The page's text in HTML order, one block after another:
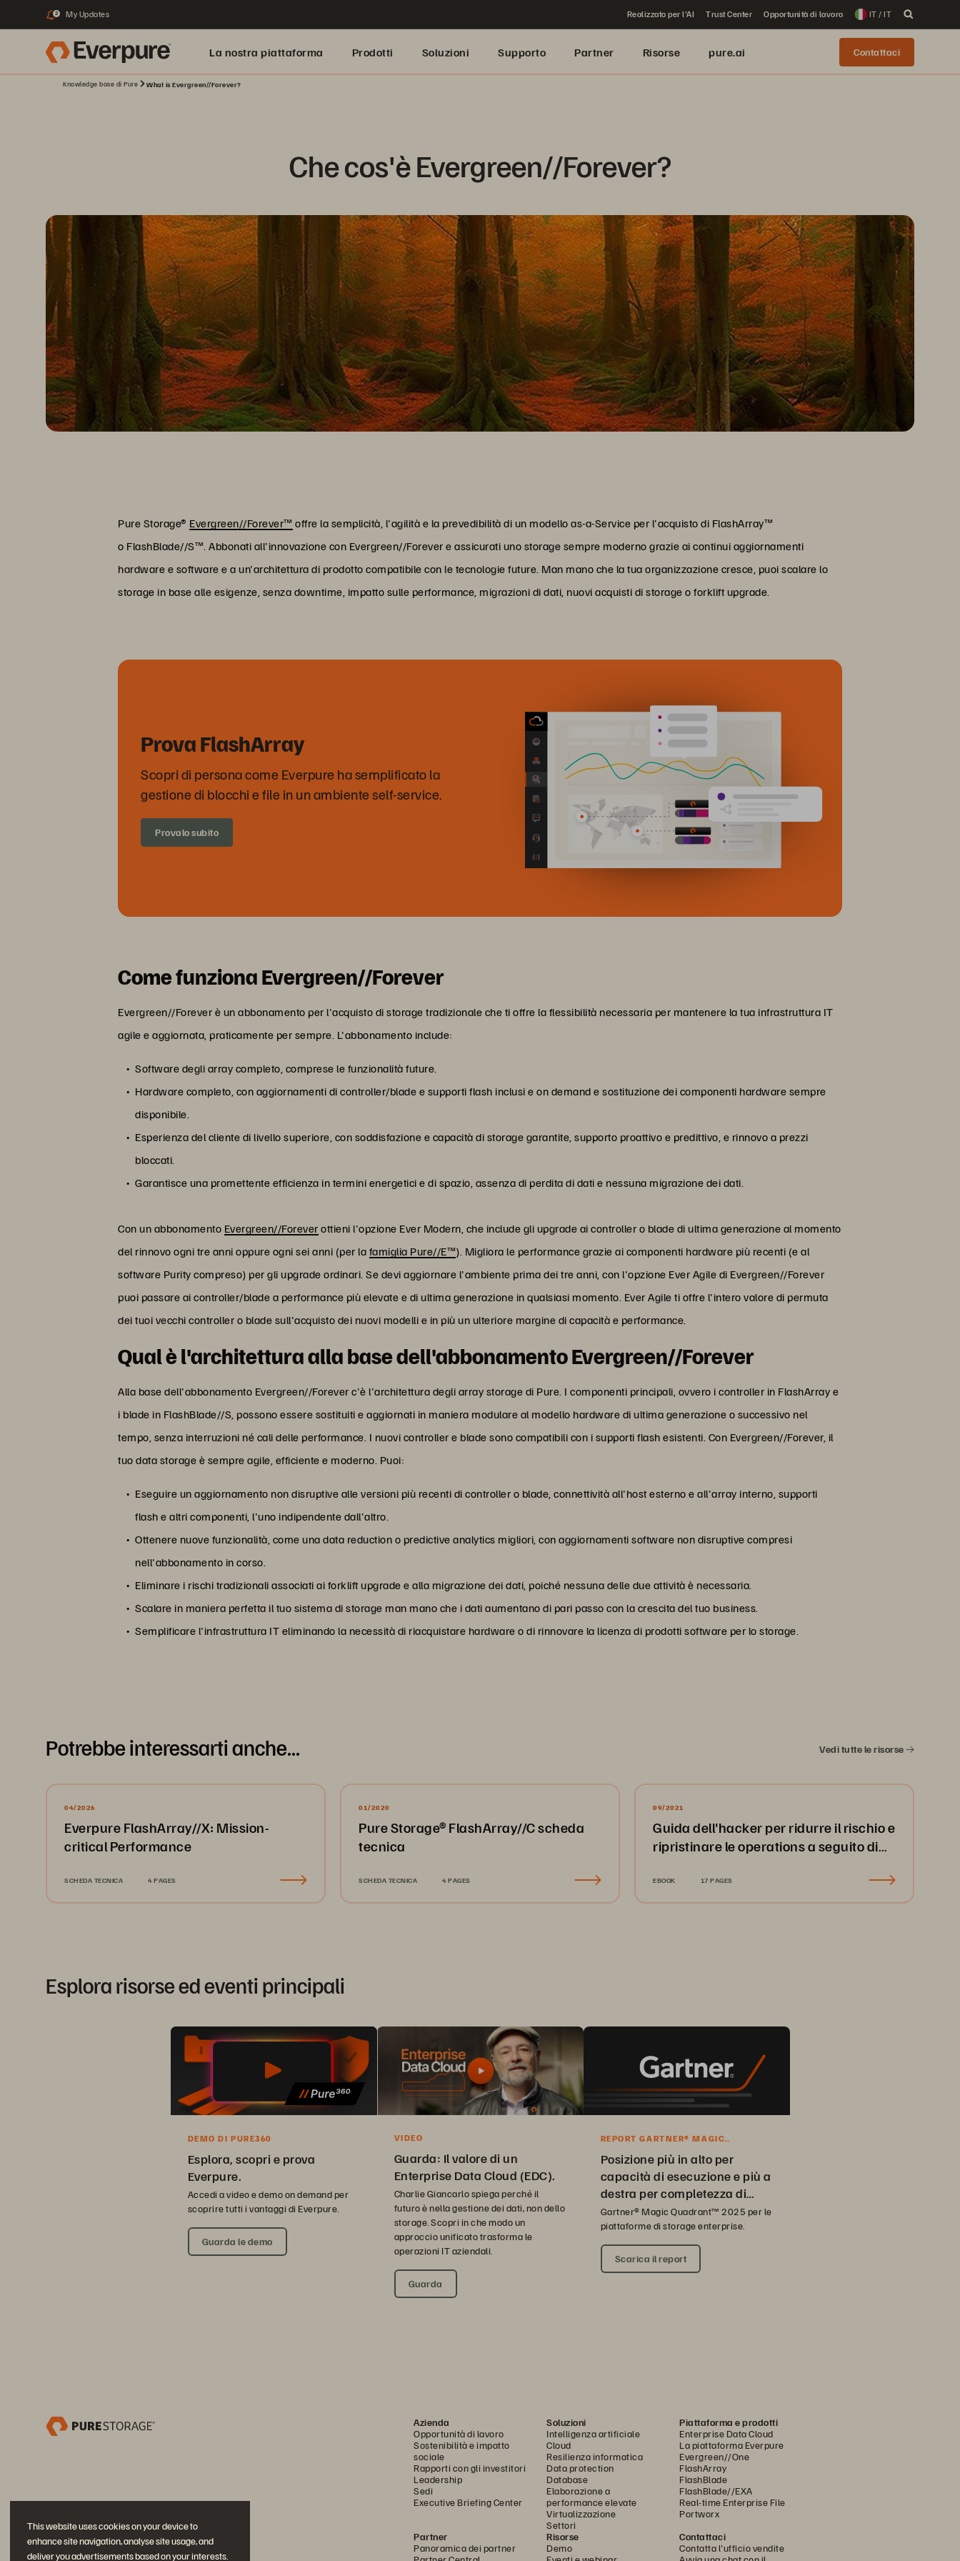
This website uses cookies on your device to
enhance site navigation, analyse site usage, and
deliver you advertisements based on your interests.
2 My Updates Realizzato per l'AI Trust Center Opportunità di lavoro IT / IT
La nostra piattaforma Prodotti Soluzioni Supporto Partner Risorse pure.ai Contattaci
Knowledge base di Pure What is Evergreen//Forever?
Che cos'è Evergreen//Forever?
Pure Storage® Evergreen//Forever™ offre la semplicità, l'agilità e la prevedibilità di un modello as-a-Service per l'acquisto di FlashArray™
o FlashBlade//S™. Abbonati all'innovazione con Evergreen//Forever e assicurati uno storage sempre moderno grazie ai continui aggiornamenti
hardware e software e a un'architettura di prodotto compatibile con le tecnologie future. Man mano che la tua organizzazione cresce, puoi scalare lo
storage in base alle esigenze, senza downtime, impatto sulle performance, migrazioni di dati, nuovi acquisti di storage o forklift upgrade.
Prova FlashArray
Scopri di persona come Everpure ha semplificato la
gestione di blocchi e file in un ambiente self-service.
Provalo subito
Come funziona Evergreen//Forever
Evergreen//Forever è un abbonamento per l'acquisto di storage tradizionale che ti offre la flessibilità necessaria per mantenere la tua infrastruttura IT
agile e aggiornata, praticamente per sempre. L'abbonamento include:
Software degli array completo, comprese le funzionalità future.
Hardware completo, con aggiornamenti di controller/blade e supporti flash inclusi e on demand e sostituzione dei componenti hardware sempre
disponibile.
Esperienza del cliente di livello superiore, con soddisfazione e capacità di storage garantite, supporto proattivo e predittivo, e rinnovo a prezzi
bloccati.
Garantisce una promettente efficienza in termini energetici e di spazio, assenza di perdita di dati e nessuna migrazione dei dati.
Con un abbonamento Evergreen//Forever ottieni l'opzione Ever Modern, che include gli upgrade ai controller o blade di ultima generazione al momento
del rinnovo ogni tre anni oppure ogni sei anni (per la famiglia Pure//E™). Migliora le performance grazie ai componenti hardware più recenti (e al
software Purity compreso) per gli upgrade ordinari. Se devi aggiornare l'ambiente prima dei tre anni, con l'opzione Ever Agile di Evergreen//Forever
puoi passare ai controller/blade a performance più elevate e di ultima generazione in qualsiasi momento. Ever Agile ti offre l'intero valore di permuta
dei tuoi vecchi controller o blade sull'acquisto dei nuovi modelli e in più un ulteriore margine di capacità e performance.
Qual è l'architettura alla base dell'abbonamento Evergreen//Forever
Alla base dell'abbonamento Evergreen//Forever c'è l'architettura degli array storage di Pure. I componenti principali, ovvero i controller in FlashArray e
i blade in FlashBlade//S, possono essere sostituiti e aggiornati in maniera modulare al modello hardware di ultima generazione o successivo nel
tempo, senza interruzioni né cali delle performance. I nuovi controller e blade sono compatibili con i supporti flash esistenti. Con Evergreen//Forever, il
tuo data storage è sempre agile, efficiente e moderno. Puoi:
Eseguire un aggiornamento non disruptive alle versioni più recenti di controller o blade, connettività all'host esterno e all'array interno, supporti
flash e altri componenti, l'uno indipendente dall'altro.
Ottenere nuove funzionalità, come una data reduction o predictive analytics migliori, con aggiornamenti software non disruptive compresi
nell'abbonamento in corso.
Eliminare i rischi tradizionali associati ai forklift upgrade e alla migrazione dei dati, poiché nessuna delle due attività è necessaria.
Scalare in maniera perfetta il tuo sistema di storage man mano che i dati aumentano di pari passo con la crescita del tuo business.
Semplificare l'infrastruttura IT eliminando la necessità di riacquistare hardware o di rinnovare la licenza di prodotti software per lo storage.
Potrebbe interessarti anche... Vedi tutte le risorse
04/2026
Everpure FlashArray//X: Mission-
critical Performance
SCHEDA TECNICA 4 PAGES
01/2020
Pure Storage® FlashArray//C scheda
tecnica
SCHEDA TECNICA 4 PAGES
09/2021
Guida dell'hacker per ridurre il rischio e
ripristinare le operations a seguito di
EBOOK 17 PAGES
Esplora risorse ed eventi principali
DEMO DI PURE360
Esplora, scopri e prova
Everpure.
Accedi a video e demo on demand per
scoprire tutti i vantaggi di Everpure.
Guarda le demo
VIDEO
Guarda: Il valore di un
Enterprise Data Cloud (EDC).
Charlie Giancarlo spiega perché il
futuro è nella gestione dei dati, non dello
storage. Scopri in che modo un
approccio unificato trasforma le
operazioni IT aziendali.
Guarda
REPORT GARTNER® MAGIC
Posizione più in alto per
capacità di esecuzione e più a
destra per completezza di
visione
Gartner® Magic Quadrant™ 2025 per le
piattaforme di storage enterprise.
Scarica il report
Azienda
Opportunità di lavoro
Sostenibilità e impatto
sociale
Rapporti con gli investitori
Leadership
Sedi
Executive Briefing Center
Soluzioni
Intelligenza artificiale
Cloud
Resilienza informatica
Data protection
Database
Elaborazione a
performance elevate
Virtualizzazione
Settori
Piattaforma e prodotti
Enterprise Data Cloud
La piattaforma Everpure
Evergreen//One
FlashArray
FlashBlade
FlashBlade//EXA
Real-time Enterprise File
Portworx
Partner
Panoramica dei partner
Risorse
Demo
Contattaci
Contatta l'ufficio vendite